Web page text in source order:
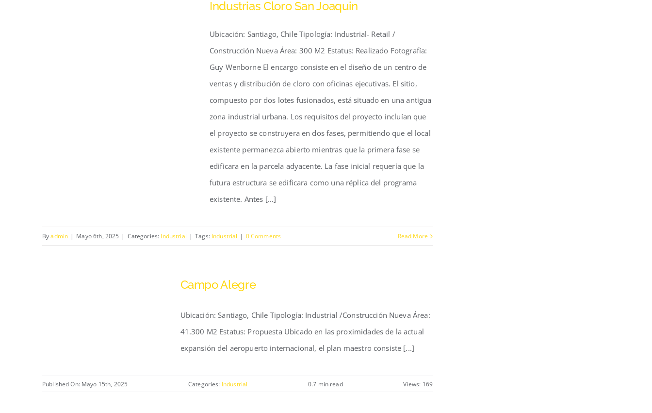
Industrias Cloro San Joaquin
Ubicación: Santiago, Chile Tipología: Industrial- Retail /
Construcción Nueva Área: 300 M2 Estatus: Realizado Fotografía:
Guy Wenborne El encargo consiste en el diseño de un centro de
ventas y distribución de cloro con oficinas ejecutivas. El sitio,
compuesto por dos lotes fusionados, está situado en una antigua
zona industrial urbana. Los requisitos del proyecto incluían que
el proyecto se construyera en dos fases, permitiendo que el local
existente permanezca abierto mientras que la primera fase se
edificara en la parcela adyacente. La fase inicial requería que la
futura estructura se edificara como una réplica del programa
existente. Antes [...]
Byadmin | Mayo 6th, 2025 | Categories: Industrial | Tags: Industrial | 0 Comments Read More
Campo Alegre
Ubicación: Santiago, Chile Tipología: Industrial /Construcción Nueva Área:
41.300 M2 Estatus: Propuesta Ubicado en las proximidades de la actual
expansión del aeropuerto internacional, el plan maestro consiste [...]
Published On: Mayo 15th, 2025 Categories: Industrial 0.7 min read Views: 169